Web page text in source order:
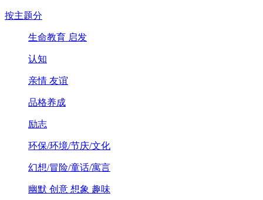
按主题分
生命教育 启发
认知
亲情 友谊
品格养成
励志
环保/环境/节庆/文化
幻想/冒险/童话/寓言
幽默 创意 想象 趣味